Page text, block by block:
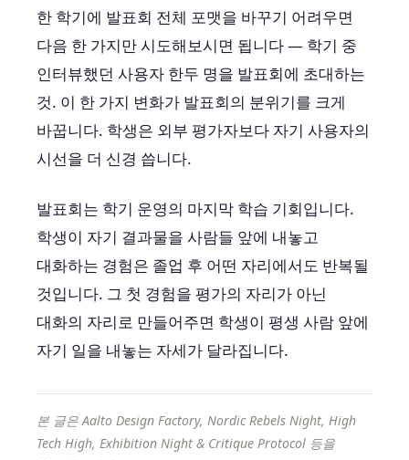
한 학기에 발표회 전체 포맷을 바꾸기 어려우면
다음 한 가지만 시도해보시면 됩니다 — 학기 중
인터뷰했던 사용자 한두 명을 발표회에 초대하는
것. 이 한 가지 변화가 발표회의 분위기를 크게
바꿉니다. 학생은 외부 평가자보다 자기 사용자의
시선을 더 신경 씁니다.
발표회는 학기 운영의 마지막 학습 기회입니다.
학생이 자기 결과물을 사람들 앞에 내놓고
대화하는 경험은 졸업 후 어떤 자리에서도 반복될
것입니다. 그 첫 경험을 평가의 자리가 아닌
대화의 자리로 만들어주면 학생이 평생 사람 앞에
자기 일을 내놓는 자세가 달라집니다.
본 글은 Aalto Design Factory, Nordic Rebels Night, High
Tech High, Exhibition Night & Critique Protocol 등을